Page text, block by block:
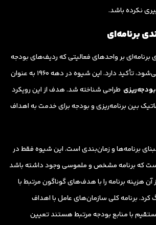
نکرده باشد.
برنامه‌ای
برنامه‌ای بر واحدهای فعالیتی که ردیف‌های بودجه
به آنها اختصاص داده می‌شود، تأکید دارد. این شیوه در دهه 1960 به عنوان
طراحی شناخته شد. هدف از این رویکرد
بین برنامه‌ریزی و بودجه برای خدمت به اهداف
برنامه‌ها و زمان‌بندی است. این شیوه فقط در
که برنامه مشخص و ملموسی وجود داشته باشد
آن هزینه برنامه را با هدف‌های گوناگون مرتبط با
برنامه کلی سازمان‌های عامل با اهداف
با منابع بودجه مرتبط هستند تعیین